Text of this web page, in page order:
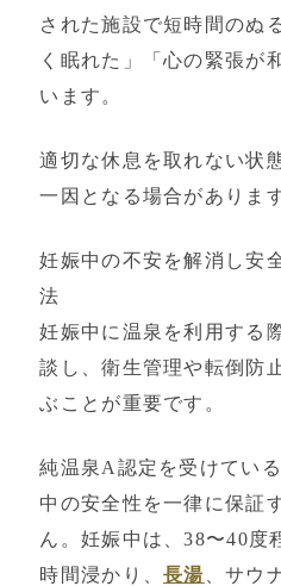
された施設で短時間のぬ
く眠れた」「心の緊張が
います。
適切な休息を取れない状
一因となる場合があります
妊娠中の不安を解消し安
法
妊娠中に温泉を利用する
談し、衛生管理や転倒防
ぶことが重要です。
純温泉A認定を受けてい
中の安全性を一律に保証
ん。妊娠中は、38〜40度
時間浸かり、長湯 、サウ